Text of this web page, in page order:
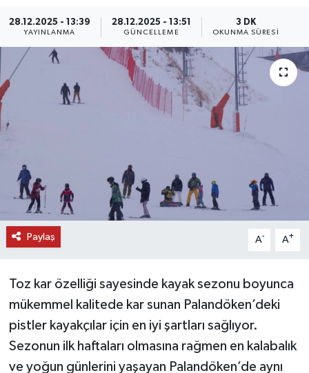
28.12.2025 - 13:39
YAYINLANMA
28.12.2025 - 13:51
GÜNCELLEME
3 DK
OKUNMA SÜRESI
Paylaş A- A+
Toz kar özelliği sayesinde kayak sezonu boyunca
mükemmel kalitede kar sunan Palandöken’deki
pistler kayakçılar için en iyi şartları sağlıyor.
Sezonun ilk haftaları olmasına rağmen en kalabalık
ve yoğun günlerini yaşayan Palandöken’de aynı
SİYASET
SAĞLIK
TURİZM
RÖPORTAJ
YAZARLAR
RESMİ İLAN
MAGAZİN
Haber Arşivi